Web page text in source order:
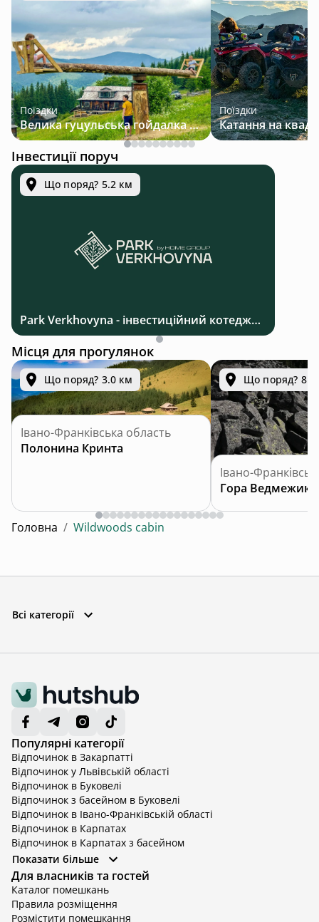
Поїздки
Велика гуцульська гойдалка — джип-тур у Карпатах
Поїздки
Інвестиції поруч
Що поряд? 5.2 км
Park Verkhovyna - інвестиційний котеджний комплекс біля Верховини в Карпатах
Місця для прогулянок
Що поряд? 3.0 км
Івано-Франківська область
Полонина Кринта
Що поряд? 8.0
Івано-
Гора Ведмежик
Головна / Wildwoods cabin
Всі категорії
Популярні категорії
Відпочинок в Закарпатті
Відпочинок у Львівській області
Відпочинок в Буковелі
Відпочинок з басейном в Буковелі
Відпочинок в Івано-Франківській області
Відпочинок в Карпатах
Відпочинок в Карпатах з басейном
Відпочинок в Київській області
Відпочинок в Київській області з басейном
Відпочинок в Тернопільській області
Відпочинок у Вінницькій області
Відпочинок в Яремче
Показати більше
Для власників та гостей
Каталог помешкань
Правила розміщення
Розмістити помешкання